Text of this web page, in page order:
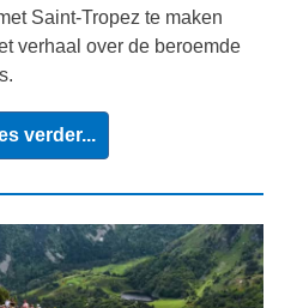
Saint-Tropez te maken
verhaal over de beroemde
verder...